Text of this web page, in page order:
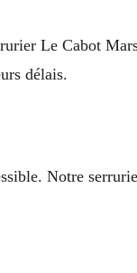
Le Cabot
délais.
Notre